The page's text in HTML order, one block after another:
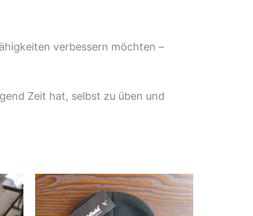
verbessern möchten –
Zeit hat, selbst zu üben und